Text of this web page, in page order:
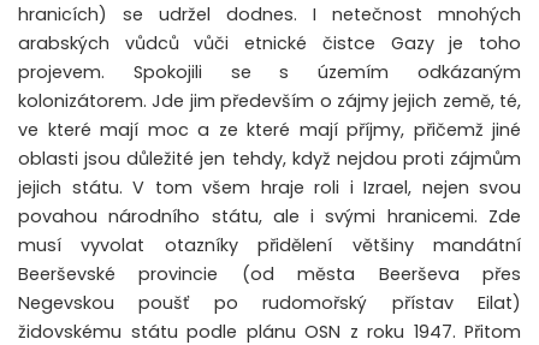
hranicích) se udržel dodnes. I netečnost mnohých
arabských vůdců vůči etnické čistce Gazy je toho
projevem. Spokojili se s územím odkázaným
kolonizátorem. Jde jim především o zájmy jejich země, té,
ve které mají moc a ze které mají příjmy, přičemž jiné
oblasti jsou důležité jen tehdy, když nejdou proti zájmům
jejich státu. V tom všem hraje roli i Izrael, nejen svou
povahou národního státu, ale i svými hranicemi. Zde
musí vyvolat otazníky přidělení většiny mandátní
Beerševské provincie (od města Beerševa přes
Negevskou poušť po rudomořský přístav Eilat)
židovskému státu podle plánu OSN z roku 1947. Přitom